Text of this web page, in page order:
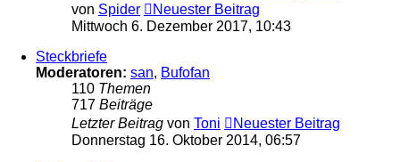
von Spider
Neuester Beitrag
Mittwoch 6. Dezember 2017, 10:43
Steckbriefe
Moderatoren: san, Bufofan
110 Themen
717 Beiträge
Letzter Beitrag von Toni
Neuester Beitrag
Donnerstag 16. Oktober 2014, 06:57